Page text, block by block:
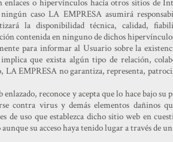
enlaces o hipervínculos hacía otros sitios de
caso LA EMPRESA asumirá
la disponibilidad técnica, calidad,
contenida en ninguno de dichos
para informar al Usuario sobre la
que exista algún tipo de relación,
LA EMPRESA no garantiza, representa,
reconoce y acepta que lo hace bajo
contra virus y demás elementos dañinos
de uso que establezca dicho sitio web en
su acceso haya tenido lugar a través de